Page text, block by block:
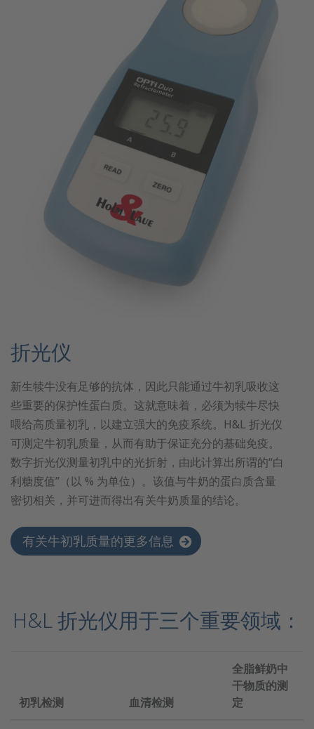
折光仪
新生犊牛没有足够的抗体，因此只能通过牛初乳吸收这
些重要的保护性蛋白质。这就意味着，必须为犊牛尽快
喂给高质量初乳，以建立强大的免疫系统。H&L 折光仪
可测定牛初乳质量，从而有助于保证充分的基础免疫。
数字折光仪测量初乳中的光折射，由此计算出所谓的“白
利糖度值”（以 % 为单位）。该值与牛奶的蛋白质含量
密切相关，并可进而得出有关牛奶质量的结论。
有关牛初乳质量的更多信息
H&L 折光仪用于三个重要领域：
初乳检测 血清检测
全脂鲜奶中
干物质的测
定